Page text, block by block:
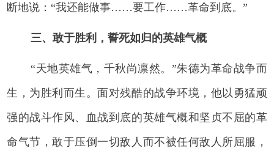
断地说：“我还能做事……要工作……革命到底。”
三、敢于胜利，誓死如归的英雄气概
“天地英雄气，千秋尚凛然。”朱德为革命战争而
生，为胜利而生。面对残酷的战争环境，他以勇猛顽
强的战斗作风、血战到底的英雄气概和坚贞不屈的革
命气节，敢于压倒一切敌人而不被任何敌人所屈服，